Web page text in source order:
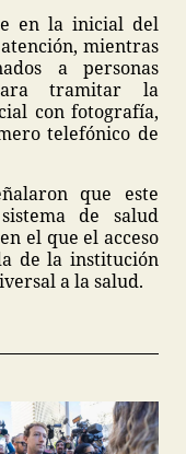
en la inicial del
mientras
a personas
tramitar la
con fotografía,
telefónico de
que este
de salud
el que el acceso
de la institución
a la salud.